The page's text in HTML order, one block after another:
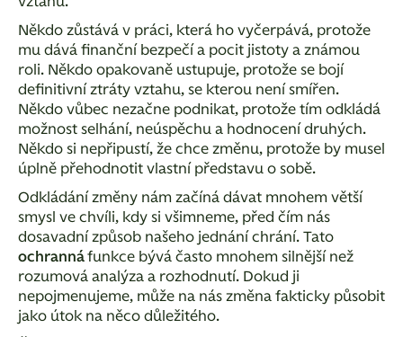
Někdo zůstává v práci, která ho vyčerpává, protože
mu dává finanční bezpečí a pocit jistoty a známou
roli. Někdo opakovaně ustupuje, protože se bojí
definitivní ztráty vztahu, se kterou není smířen.
Někdo vůbec nezačne podnikat, protože tím odkládá
možnost selhání, neúspěchu a hodnocení druhých.
Někdo si nepřipustí, že chce změnu, protože by musel
úplně přehodnotit vlastní představu o sobě.
Odkládání změny nám začíná dávat mnohem větší
smysl ve chvíli, kdy si všimneme, před čím nás
dosavadní způsob našeho jednání chrání. Tato
ochrannáfunkce bývá často mnohem silnější než
rozumová analýza a rozhodnutí. Dokud ji
nepojmenujeme, může na nás změna fakticky působit
jako útok na něco důležitého.